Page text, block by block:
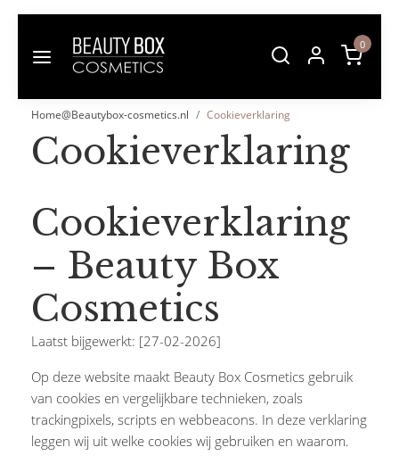
0
Home@Beautybox-cosmetics.nl Cookieverklaring
Cookieverklaring
Cookieverklaring
– Beauty Box
Cosmetics
Laatst bijgewerkt: [27-02-2026]
Op deze website maakt Beauty Box Cosmetics gebruik
van cookies en vergelijkbare technieken, zoals
trackingpixels, scripts en webbeacons. In deze verklaring
leggen wij uit welke cookies wij gebruiken en waarom.